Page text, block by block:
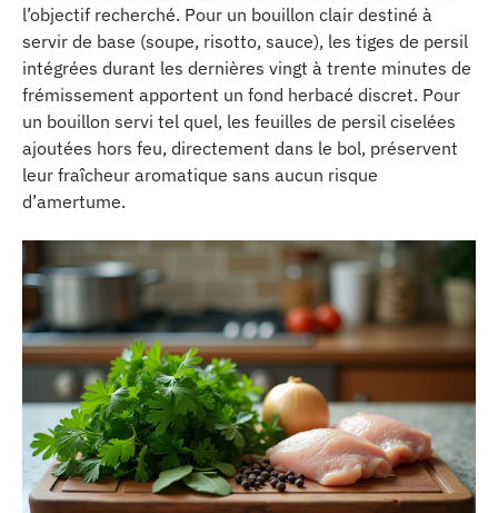
l’objectif recherché. Pour un bouillon clair destiné à
servir de base (soupe, risotto, sauce), les tiges de persil
intégrées durant les dernières vingt à trente minutes de
frémissement apportent un fond herbacé discret. Pour
un bouillon servi tel quel, les feuilles de persil ciselées
ajoutées hors feu, directement dans le bol, préservent
leur fraîcheur aromatique sans aucun risque
d’amertume.